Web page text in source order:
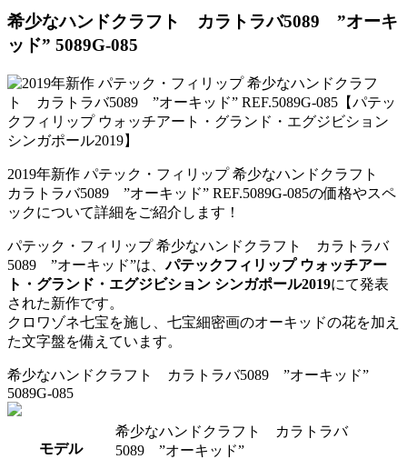
希少なハンドクラフト カラトラバ5089 ”オーキ
ッド” 5089G-085
2019年新作 パテック・フィリップ 希少なハンドクラフト
カラトラバ5089 ”オーキッド” REF.5089G-085の価格やスペ
ックについて詳細をご紹介します！
パテック・フィリップ 希少なハンドクラフト カラトラバ
5089 ”オーキッド”は、パテックフィリップ ウォッチアー
ト・グランド・エグジビション シンガポール2019にて発表
された新作です。
クロワゾネ七宝を施し、七宝細密画のオーキッドの花を加え
た文字盤を備えています。
希少なハンドクラフト カラトラバ5089 ”オーキッド”
5089G-085
モデル
希少なハンドクラフト カラトラバ
5089 ”オーキッド”